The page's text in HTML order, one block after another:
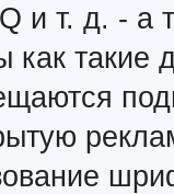
и т. д. - а
как